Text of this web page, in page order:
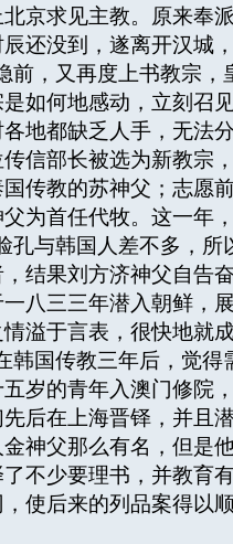
京求见主教。原来奉
还没到，遂离开汉城
前，又再度上书教宗
如何地感动，立刻召
地都缺乏人手，无法
信部长被选为新教宗
传教的苏神父；志愿
父为首任代牧。这一年
孔与韩国人差不多，
结果刘方济神父自告
八三三年潜入朝鲜，
溢于言表，很快地就
韩国传教三年后，觉
岁的青年入澳门修院
后在上海晋铎，并且
神父那么有名，但是
不少要理书，并教育
使后来的列品案得以